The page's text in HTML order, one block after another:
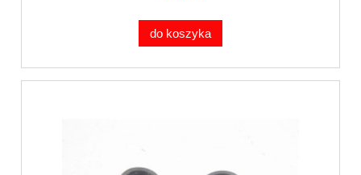
do koszyka